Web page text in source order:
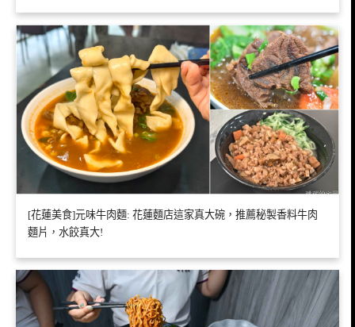
[花蓮美食]元味牛肉麵: 花蓮麵店這家真大碗，推薦秘製香料牛肉
麵片，水餃真大!